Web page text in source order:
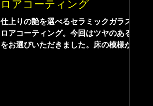
ロアコーティング
仕上りの艶を選べるセラミックガラスフ
ロアコーティング。今回はツヤのある方
をお選びいただきました。床の模様が出